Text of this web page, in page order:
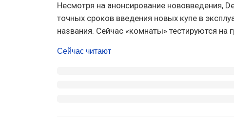
Несмотря на анонсирование нововведения,
точных сроков введения новых купе в
названия. Сейчас «комнаты» тестируются на
Сейчас читают